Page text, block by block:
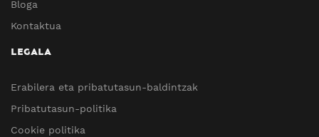
Bloga
Kontaktua
LEGALA
Erabilera eta pribatutasun-baldintzak
Pribatutasun-politika
Cookie politika